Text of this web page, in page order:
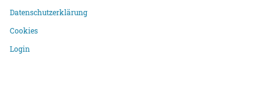
Datenschutzerklärung
Cookies
Login